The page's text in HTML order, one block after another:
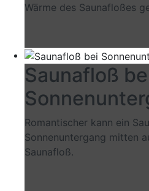
Wärme des Saunafloßes
Saunafloß
Romantischer kann ein
Sonnenuntergang mitten
Saunafloß.